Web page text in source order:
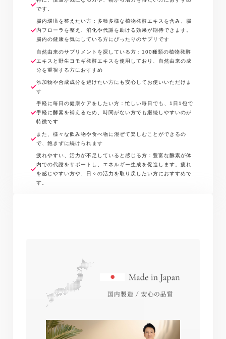
ワ、クコ葉、カキの葉、カミツレ、カリン、シソ葉、
桑葉、メグスリの木、田七人参、キキョウ根、ナツ
メ、サラシア、マタタビ、エビス草の種子、紅参、ア
ガリクス、ルイボス、アムラの実、タマネギ外皮、キ
ャッツクロー、ローズヒップ、ボタンボウフウ(長命
草)粉末、月桂樹、グァバ葉、日本山人参葉、アメリカ
ニンジン、オタネニンジン果実、スピルリナ、ニラ種
子、センナ茎、モリンガ、マリーゴールド、レモング
ラス、ガジュツ（紫ウコン）、黒クコの実、ギムネ
マ、ハイビスカス、ザクロの花、カレンデュラ）、果
物類（ウメ、キンカン、イチジク、ミカン、パインア
ップル、リンゴ、グレープ、メロン、レモン、グレー
プフルーツ、アンズ、ザクロ）、野菜類（トウガラ
シ、ショウガ、シイタケ、ニンジン、タマネギ、パセ
リ、キャベツ、ゴボウ、モヤシ、ニンニク）、海藻類
（コンブ、フノリ））、ヨモギ発酵エキス、（一部に
です。
腸内環境を整えたい方：多種多様な植物発酵エキスを含み、腸
内フローラを整え、消化や代謝を助ける効果が期待できます。
腸内の健康を気にしている方にぴったりのサプリです
自然由来のサプリメントを探している方：100種類の植物発酵
エキスと野生ヨモギ発酵エキスを使用しており、自然由来の成
分を重視する方におすすめ
添加物や合成成分を避けたい方にも安心してお使いいただけま
す
手軽に毎日の健康ケアをしたい方：忙しい毎日でも、1日1包で
手軽に酵素を補えるため、時間がない方でも継続しやすいのが
特徴です
また、様々な飲み物や食べ物に混ぜて楽しむことができるの
で、飽きずに続けられます
疲れやすい、活力が不足していると感じる方：豊富な酵素が体
内での代謝をサポートし、エネルギー生成を促進します。疲れ
を感じやすい方や、日々の活力を取り戻したい方におすすめで
す。